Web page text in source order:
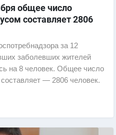
общее число
составляет 2806
за 12
заболевших жителей
на 8 человек. Общее число
— 2806 человек.